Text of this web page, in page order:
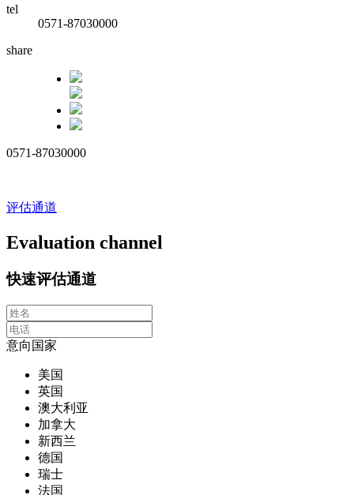
tel
0571-87030000
share
0571-87030000
评估通道
Evaluation channel
快速评估通道
意向国家
美国
英国
澳大利亚
加拿大
新西兰
德国
瑞士
法国